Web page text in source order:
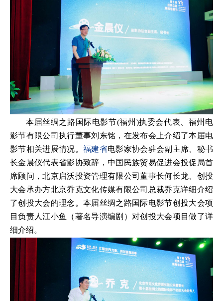
本届丝绸之路国际电影节(福州)执委会代表、福州电
影节有限公司执行董事刘东铭，在发布会上介绍了本届电
影节相关进展情况。 福建省电影家协会驻会副主席、秘书
长金晨仪代表省影协致辞，中国民族贸易促进会投促局首
席顾问，北京启沃投资管理有限公司董事长何长龙、创投
大会承办方北京乔克文化传媒有限公司总裁乔克详细介绍
了创投大会的理念。本届丝绸之路国际电影节创投大会项
目负责人江小鱼（著名导演编剧）对创投大会项目做了详
细介绍。